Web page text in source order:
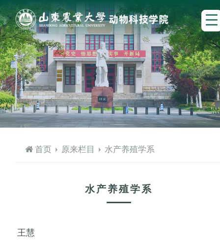
首页 原来栏目 水产养殖学系
水产养殖学系
王慧